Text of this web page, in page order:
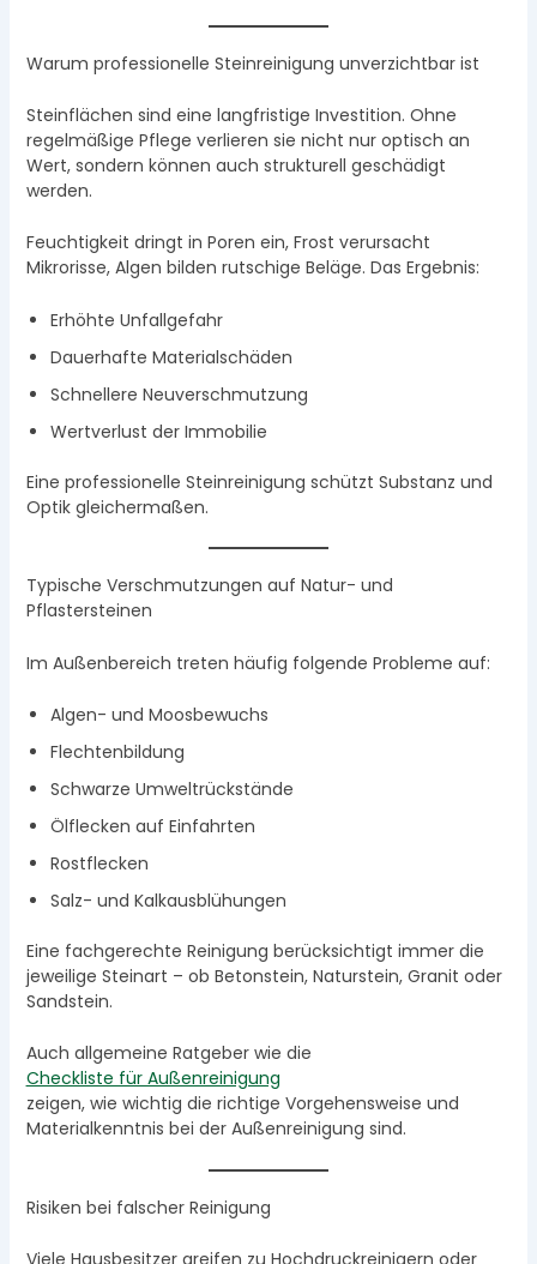
Warum professionelle Steinreinigung unverzichtbar ist
Steinflächen sind eine langfristige Investition. Ohne
regelmäßige Pflege verlieren sie nicht nur optisch an
Wert, sondern können auch strukturell geschädigt
werden.
Feuchtigkeit dringt in Poren ein, Frost verursacht
Mikrorisse, Algen bilden rutschige Beläge. Das Ergebnis:
Erhöhte Unfallgefahr
Dauerhafte Materialschäden
Schnellere Neuverschmutzung
Wertverlust der Immobilie
Eine professionelle Steinreinigung schützt Substanz und
Optik gleichermaßen.
Typische Verschmutzungen auf Natur- und
Pflastersteinen
Im Außenbereich treten häufig folgende Probleme auf:
Algen- und Moosbewuchs
Flechtenbildung
Schwarze Umweltrückstände
Ölflecken auf Einfahrten
Rostflecken
Salz- und Kalkausblühungen
Eine fachgerechte Reinigung berücksichtigt immer die
jeweilige Steinart – ob Betonstein, Naturstein, Granit oder
Sandstein.
Auch allgemeine Ratgeber wie die
Checkliste für Außenreinigung
zeigen, wie wichtig die richtige Vorgehensweise und
Materialkenntnis bei der Außenreinigung sind.
Risiken bei falscher Reinigung